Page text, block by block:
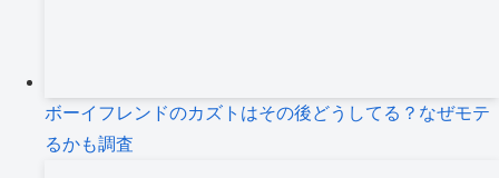
ボーイフレンドのカズトはその後どうしてる？なぜモテ
るかも調査